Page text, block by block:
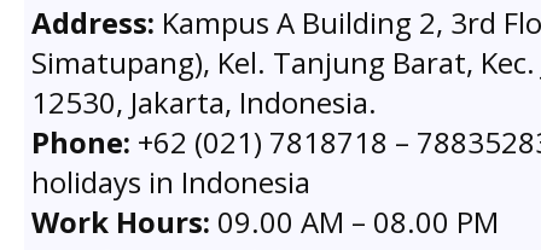
Address: Kampus A Building 2, 3rd
Simatupang), Kel. Tanjung Barat,
12530, Jakarta, Indonesia.
Phone: +62 (021) 7818718 –
holidays in Indonesia
Work Hours: 09.00 AM – 08.00 PM